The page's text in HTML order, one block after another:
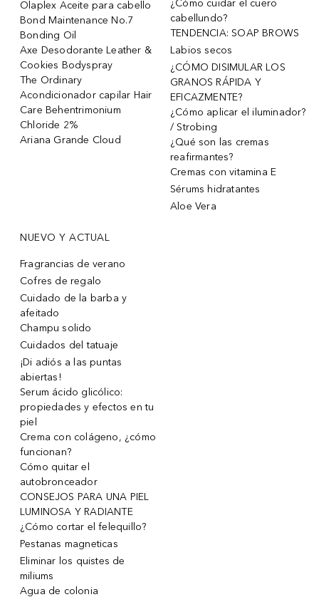
Olaplex Aceite para cabello
Bond Maintenance No.7
Bonding Oil
Axe Desodorante Leather &
Cookies Bodyspray
The Ordinary
Acondicionador capilar Hair
Care Behentrimonium
Chloride 2%
Ariana Grande Cloud
¿Cómo cuidar el cuero
cabellundo?
TENDENCIA: SOAP BROWS
Labios secos
¿CÓMO DISIMULAR LOS
GRANOS RÁPIDA Y
EFICAZMENTE?
¿Cómo aplicar el iluminador?
/ Strobing
¿Qué son las cremas
reafirmantes?
Cremas con vitamina E
Sérums hidratantes
Aloe Vera
NUEVO Y ACTUAL
Fragrancias de verano
Cofres de regalo
Cuidado de la barba y
afeitado
Champu solido
Cuidados del tatuaje
¡Di adiós a las puntas
abiertas!
Serum ácido glicólico:
propiedades y efectos en tu
piel
Crema con colágeno, ¿cómo
funcionan?
Cómo quitar el
autobronceador
CONSEJOS PARA UNA PIEL
LUMINOSA Y RADIANTE
¿Cómo cortar el felequillo?
Pestanas magneticas
Eliminar los quistes de
miliums
Agua de colonia